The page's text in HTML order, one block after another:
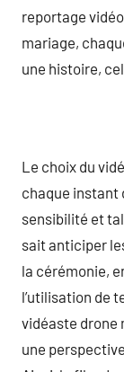
reportage
mariage,
une histoire,
Le choix du
chaque instant
sensibilité et
sait anticiper
la cérémonie,
l’utilisation de
vidéaste drone
une